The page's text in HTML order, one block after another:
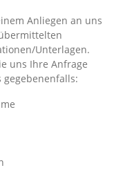
Anliegen an uns
Unterlagen.
uns Ihre Anfrage